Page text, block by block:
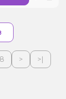
8 > >|